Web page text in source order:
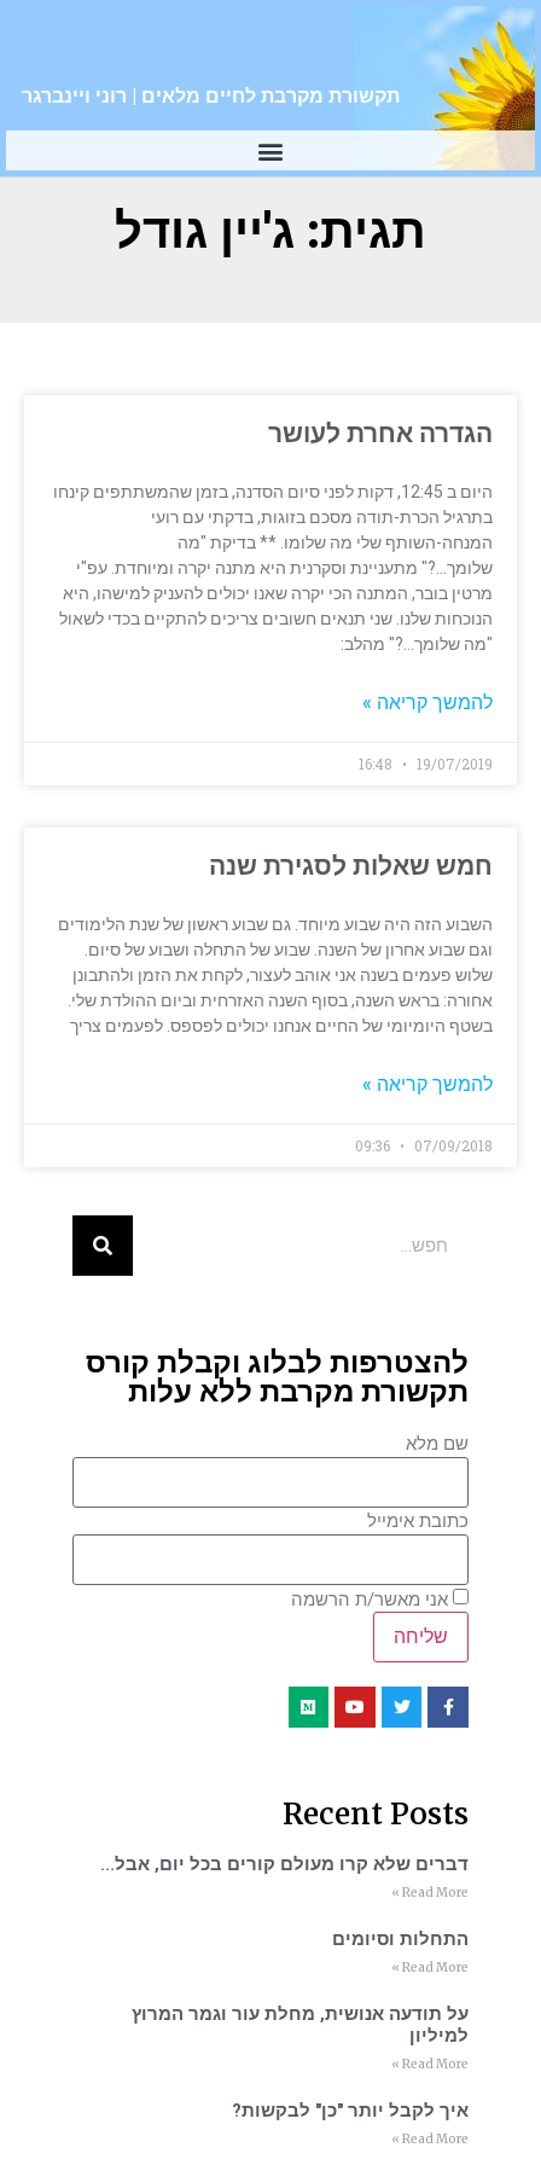
תקשורת מקרבת לחיים מלאים | רוני ויינברגר
תגית: ג'יין גודל
הגדרה אחרת לעושר
היום ב 12:45, דקות לפני סיום הסדנה, בזמן שהמשתתפים קינחו
בתרגיל הכרת-תודה מסכם בזוגות, בדקתי עם רועי
המנחה-השותף שלי מה שלומו. ** בדיקת "מה
שלומך…?" מתעניינת וסקרנית היא מתנה יקרה ומיוחדת. עפ"י
מרטין בובר, המתנה הכי יקרה שאנו יכולים להעניק למישהו, היא
הנוכחות שלנו. שני תנאים חשובים צריכים להתקיים בכדי לשאול
"מה שלומך…?" מהלב:
להמשך קריאה »
19/07/2019
חמש שאלות לסגירת שנה
השבוע הזה היה שבוע מיוחד. גם שבוע ראשון של שנת הלימודים
וגם שבוע אחרון של השנה. שבוע של התחלה ושבוע של סיום.
שלוש פעמים בשנה אני אוהב לעצור, לקחת את הזמן ולהתבונן
אחורה: בראש השנה, בסוף השנה האזרחית וביום ההולדת שלי.
בשטף היומיומי של החיים אנחנו יכולים לפספס. לפעמים צריך
להמשך קריאה »
07/09/2018
להצטרפות לבלוג וקבלת קורס
תקשורת מקרבת ללא עלות
שם מלא
כתובת אימייל
אני מאשר/ת הרשמה
Recent Posts
דברים שלא קרו מעולם קורים בכל יום, אבל…
Read More »
התחלות וסיומים
Read More »
על תודעה אנושית, מחלת עור וגמר המרוץ
למיליון
Read More »
איך לקבל יותר "כן" לבקשות?
Read More »